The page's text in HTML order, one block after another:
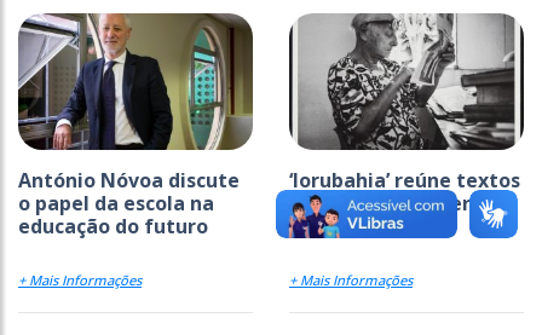
António Nóvoa discute
o papel da escola na
educação do futuro
+ Mais Informações
‘Iorubahia’ reúne textos
raros de Pierre Verger
+ Mais Informações